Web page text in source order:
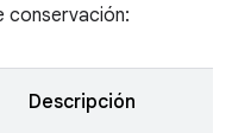
conservación:
Descripción